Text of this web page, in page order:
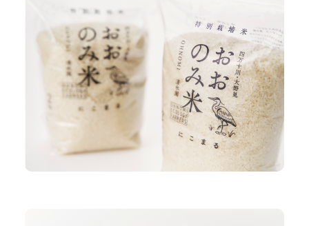
私たちについて
進め方・費用
Projects
Contact